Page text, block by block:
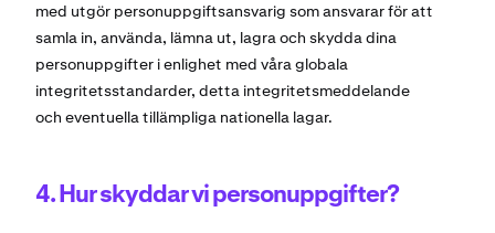
med utgör personuppgiftsansvarig som ansvarar för att
samla in, använda, lämna ut, lagra och skydda dina
personuppgifter i enlighet med våra globala
integritetsstandarder, detta integritetsmeddelande
och eventuella tillämpliga nationella lagar.
4. Hur skyddar vi personuppgifter?